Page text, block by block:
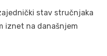
stav stručnjaka
iznet na današnjem